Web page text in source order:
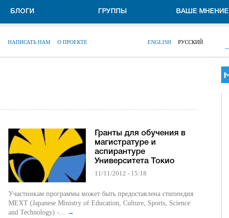
БЛОГИ ГРУППЫ ВАШЕ МНЕНИЕ
НАПИСАТЬ НАМ О ПРОЕКТЕ ENGLISH РУССКИЙ
Гранты для обучения в
магистратуре и
аспирантуре
Университета Токио
11/11/2012 - 15:18
Участникам программы может быть предоставлена стипендия
MEXT (Japanese Ministry of Education, Culture, Sports, Science
and Technology) -... →